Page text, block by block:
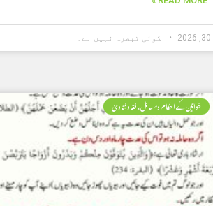
کوئی تبصرہ نہیں ہے۔
خواتین کے احکام ومسائل، فقہ وفتاویٰ